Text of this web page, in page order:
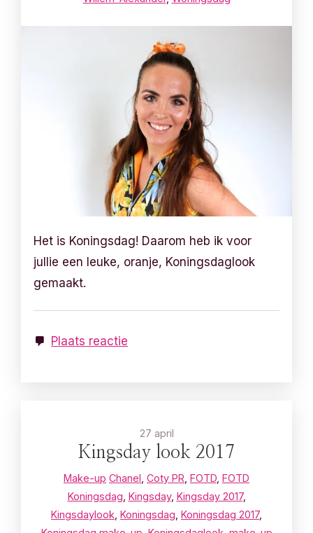
Het is Koningsdag! Daarom heb ik voor
jullie een leuke, oranje, Koningsdaglook
gemaakt.
Plaats reactie
27 april
Kingsday look 2017
Make-up Chanel Coty PR FOTD FOTD
Koningsdag Kingsday, Kingsday 2017,
Kingsdaylook Koningsdag Koningsdag 2017,